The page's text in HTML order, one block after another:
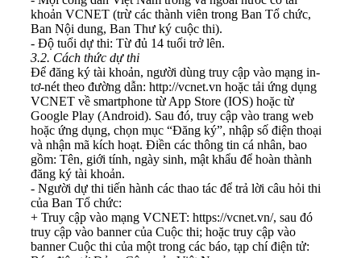
khoản VCNET (trừ các thành viên trong Ban Tổ chức,
Ban Nội dung, Ban Thư ký cuộc thi).
- Độ tuổi dự thi: Từ đủ 14 tuổi trở lên.
3.2. Cách thức dự thi
Để đăng ký tài khoản, người dùng truy cập vào mạng in-
tơ-nét theo đường dẫn: http://vcnet.vn hoặc tải ứng dụng
VCNET về smartphone từ App Store (IOS) hoặc từ
Google Play (Android). Sau đó, truy cập vào trang web
hoặc ứng dụng, chọn mục “Đăng ký”, nhập số điện thoại
và nhận mã kích hoạt. Điền các thông tin cá nhân, bao
gồm: Tên, giới tính, ngày sinh, mật khẩu để hoàn thành
đăng ký tài khoản.
- Người dự thi tiến hành các thao tác để trả lời câu hỏi thi
của Ban Tổ chức:
+ Truy cập vào mạng VCNET: https://vcnet.vn/, sau đó
truy cập vào banner của Cuộc thi; hoặc truy cập vào
banner Cuộc thi của một trong các báo, tạp chí điện tử: